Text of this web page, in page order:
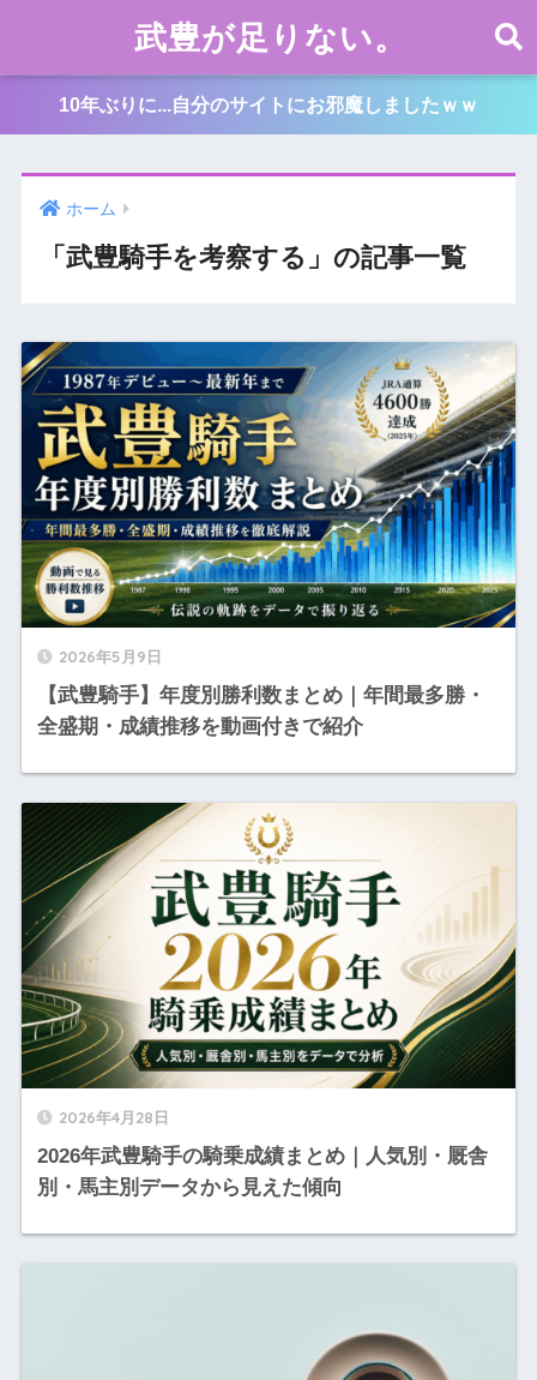
武豊が足りない。
10年ぶりに...自分のサイトにお邪魔しましたｗｗ
ホーム
「武豊騎手を考察する」の記事一覧
2026年5月9日
【武豊騎手】年度別勝利数まとめ｜年間最多勝・
全盛期・成績推移を動画付きで紹介
2026年4月28日
2026年武豊騎手の騎乗成績まとめ｜人気別・厩舎
別・馬主別データから見えた傾向